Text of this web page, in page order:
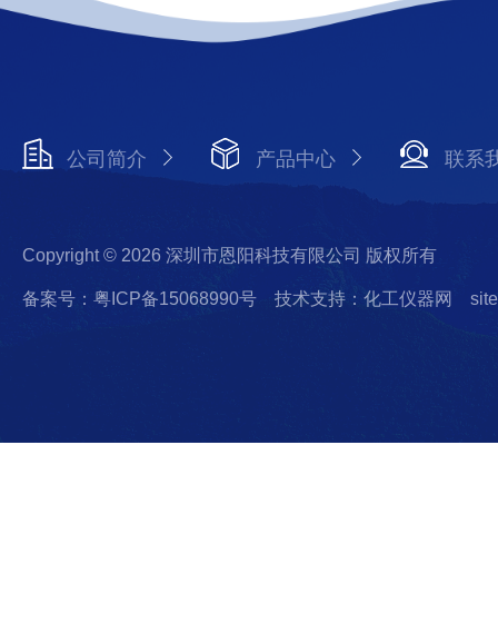
公司简介 产品中心 联系
Copyright © 2026 深圳市恩阳科技有限公司 版权所有
备案号：粤ICP备15068990号 技术支持：化工仪器网